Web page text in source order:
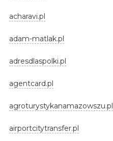
acharavi.pl
adam-matlak.pl
adresdlaspolki.pl
agentcard.pl
agroturystykanamazowszu.pl
airportcitytransfer.pl